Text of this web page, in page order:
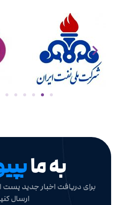
به ما
برای دریافت اخبار جدید پست
ارسال